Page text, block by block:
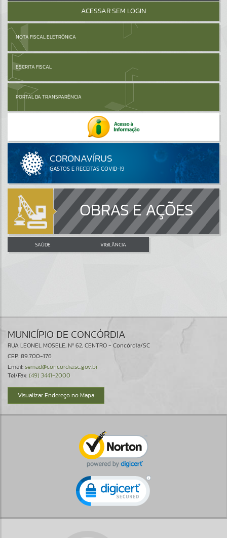
ACESSAR SEM LOGIN
NOTA FISCAL ELETRÔNICA
ESCRITA FISCAL
PORTAL DA TRANSPARÊNCIA
OBRAS E AÇÕES
SAÚDE VIGILÂNCIA
MUNICÍPIO DE CONCÓRDIA
RUA LEONEL MOSELE, Nº 62, CENTRO - Concórdia/SC
CEP: 89.700-176
Email:semad@concordia.sc.gov.br
Tel/Fax:(49) 3441-2000
Visualizar Endereço no Mapa